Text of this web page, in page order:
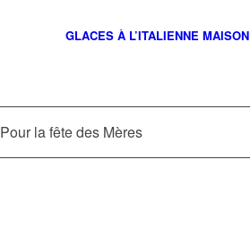
GLACES À L’ITALIENNE MAISON
Pour la fête des Mères